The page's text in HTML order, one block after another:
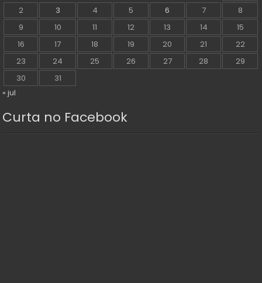
2
3 4 5 6 7
8
9
10 11 12 13 14
15
16
17 18 19 20 21
22
23
24 25 26 27 28
29
30
31
« jul
Curta no Facebook